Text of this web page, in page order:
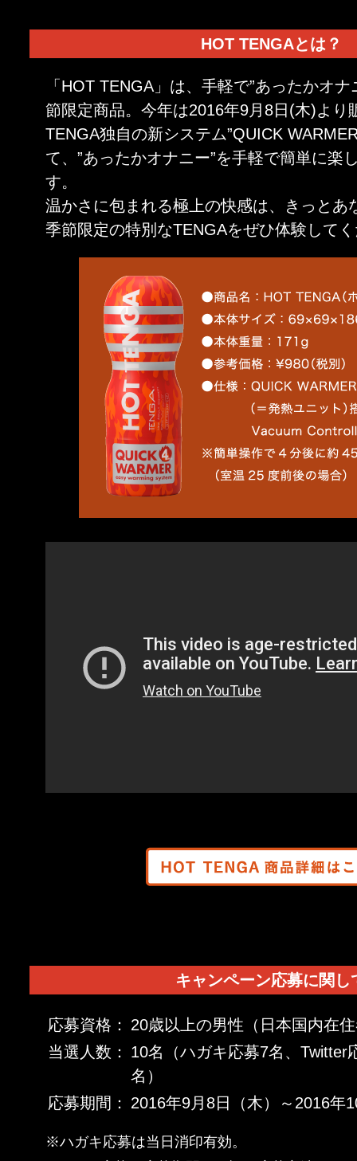
HOT TENGAとは？
「HOT TENGA」は、手軽で”あったかオ
節限定商品。今年は2016年9月8日(木)より
TENGA独自の新システム”QUICK
て、”あったかオナニー”を手軽で簡単に楽
す。
温かさに包まれる極上の快感は、きっとあ
季節限定の特別なTENGAをぜひ体験して
キャンペーン応募に関し
応募資格： 20歳以上の男性（日本国内在
当選人数： 10名（ハガキ応募7名、Twitter
名）
応募期間： 2016年9月8日（木）～2016年
※ハガキ応募は当日消印有効。